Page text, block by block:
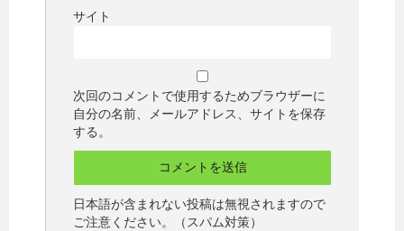
サイト
次回のコメントで使用するためブラウザーに
自分の名前、メールアドレス、サイトを保存
する。
日本語が含まれない投稿は無視されますので
ご注意ください。（スパム対策）